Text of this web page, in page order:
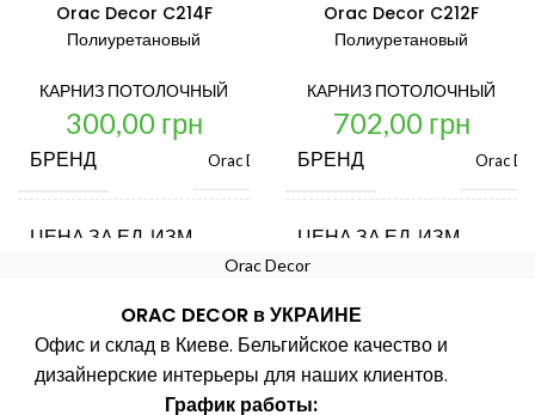
Orac Decor C214F
Полиуретановый
КАРНИЗ ПОТОЛОЧНЫЙ
300,00 грн
БРЕНД Orac Decor
ЦЕНА ЗА ЕД. ИЗМ.
СТРАНА ПРОИЗВОДИТЕЛЬ Бельгия
ДЛИНА, ММ 2000
Orac Decor C212F
Полиуретановый
КАРНИЗ ПОТОЛОЧНЫЙ
702,00 грн
БРЕНД Orac
ЦЕНА ЗА ЕД. ИЗМ.
СТРАНА
Orac Decor
ORAC DECOR в УКРАИНЕ
Офис и склад в Киеве. Бельгийское качество и
дизайнерские интерьеры для наших клиентов.
График работы: